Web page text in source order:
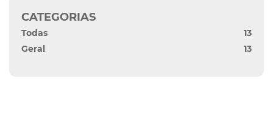
CATEGORIAS
Todas
13
Geral
13